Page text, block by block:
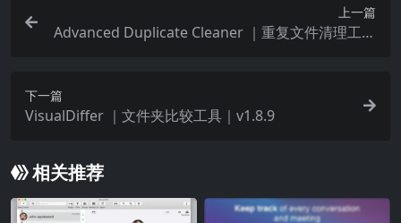
联系人关系图：展示联系人间的家庭树和组织结构
商务名片扫描：
建新的联系人信息​​​​。
隐私保护：
上一篇
Advanced Duplicate Cleaner ｜重复文件清理工具
下一篇
VisualDiffer ｜文件夹比较工具｜v1.8.9
相关推荐